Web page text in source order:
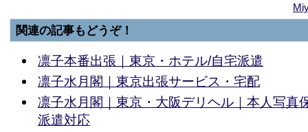
関連の記事もどうぞ！
凛子本番出張｜東京・ホテル/自宅派遣
凛子水月閣｜東京出張サービス・宅配
凛子水月閣｜東京・大阪デリヘル｜本人写真
派遣対応